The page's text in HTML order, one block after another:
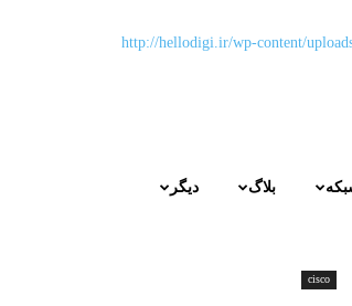
دیگر بلاگ
cisco